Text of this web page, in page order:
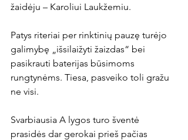
žaidėju – Karoliui Laukžemiu.
Patys riteriai per rinktinių pauzę turėjo
galimybę „išsilaižyti žaizdas“ bei
pasikrauti baterijas būsimoms
rungtynėms. Tiesa, pasveiko toli gražu
ne visi.
Svarbiausia A lygos turo šventė
prasidės dar gerokai prieš pačias